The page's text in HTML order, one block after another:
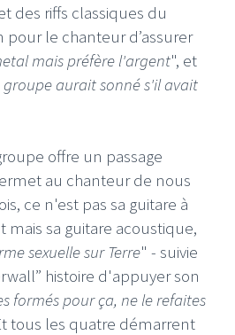
des riffs classiques du
pour le chanteur d’assurer
mais préfère l'argent", et
groupe aurait sonné s'il avait
offre un passage
au chanteur de nous
ce n'est pas sa guitare à
mais sa guitare acoustique,
sexuelle sur Terre" - suivie
histoire d'appuyer son
formés pour ça, ne le refaites
tous les quatre démarrent